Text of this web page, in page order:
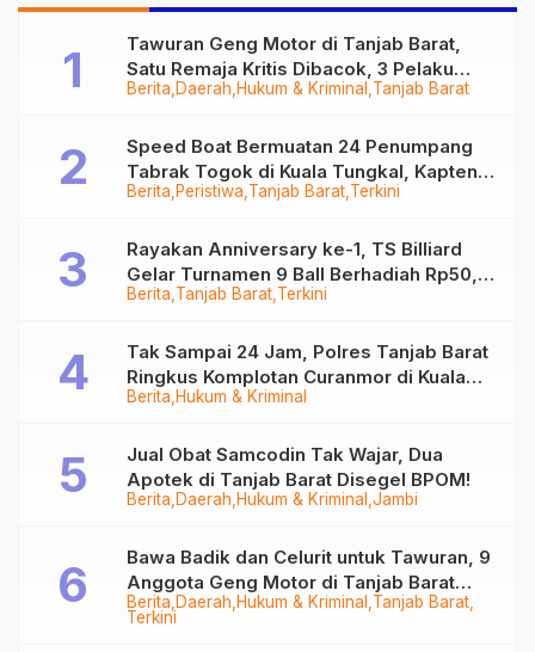
Berita Daerah Hukum & Kriminal Tanjab Barat
Tawuran Geng Motor di Tanjab Barat,
Satu Remaja Kritis Dibacok, 3 Pelaku
Ditangkap
Berita Peristiwa Tanjab Barat Terkini
Speed Boat Bermuatan 24 Penumpang
Tabrak Togok di Kuala Tungkal, Kapten
Sempat Hilang
Berita Tanjab Barat Terkini
Rayakan Anniversary ke-1, TS Billiard
Gelar Turnamen 9 Ball Berhadiah Rp50,8
Juta
Berita Hukum & Kriminal
Tak Sampai 24 Jam, Polres Tanjab Barat
Ringkus Komplotan Curanmor di Kuala
Tungkal
Berita Daerah Hukum & Kriminal Jambi
Jual Obat Samcodin Tak Wajar, Dua
Apotek di Tanjab Barat Disegel BPOM!
Berita Daerah Hukum & Kriminal Tanjab Barat
Terkini
Bawa Badik dan Celurit untuk Tawuran, 9
Anggota Geng Motor di Tanjab Barat
Diringkus